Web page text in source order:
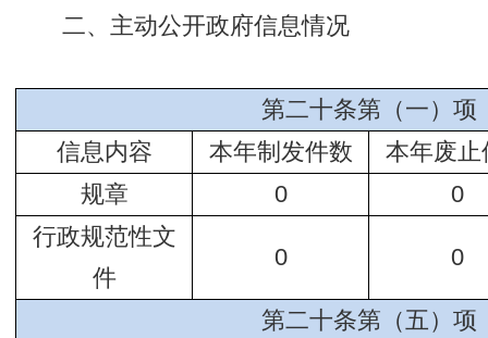
二、主动公开政府信息情况
第二十条第（一）项
信息内容
本年制发件数
本年废止
规章
0
0
行政规范性文
件
0 0
第二十条第（五）项